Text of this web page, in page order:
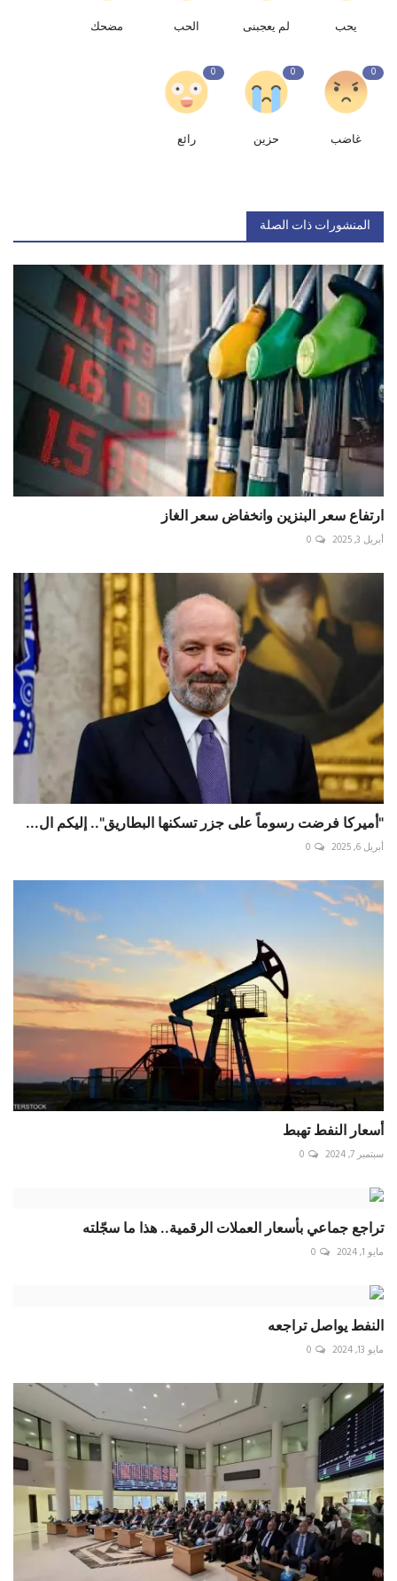
يحب لم يعجبنى الحب مضحك
0
غاضب
0
حزين
0
رائع
المنشورات ذات الصلة
ارتفاع سعر البنزين وانخفاض سعر الغاز
أبريل 3, 2025 0
"أميركا فرضت رسوماً على جزر تسكنها البطاريق".. إليكم ال...
أبريل 6, 2025 0
أسعار النفط تهبط
سبتمبر 7, 2024 0
تراجع جماعي بأسعار العملات الرقمية.. هذا ما سجّلته
مايو 1, 2024 0
النفط يواصل تراجعه
مايو 13, 2024 0